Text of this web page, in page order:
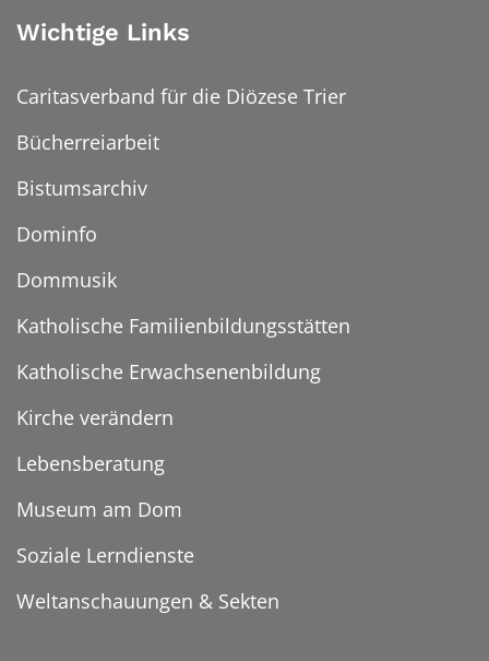
Wichtige Links
Caritasverband für die Diözese Trier
Bücherreiarbeit
Bistumsarchiv
Dominfo
Dommusik
Katholische Familienbildungsstätten
Katholische Erwachsenenbildung
Kirche verändern
Lebensberatung
Museum am Dom
Soziale Lerndienste
Weltanschauungen & Sekten